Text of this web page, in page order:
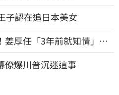
子認在追日本美女
姜厚任「3年前就知情」
僚爆川普沉迷這事